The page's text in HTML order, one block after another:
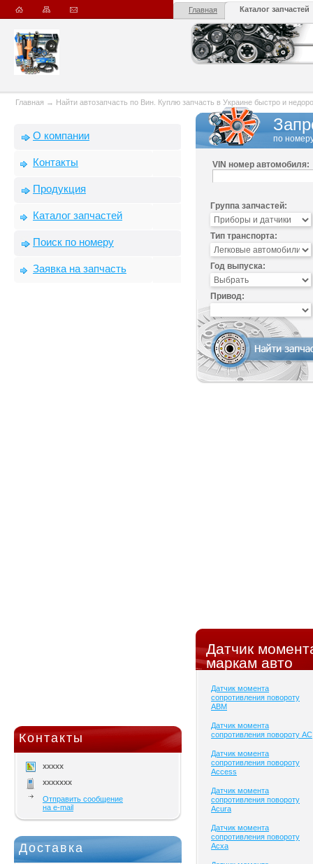
Главная Каталог запчастей
Главная → Найти автозапчасть по Вин. Куплю запчасть в Украине быстро и
О компании
Контакты
Продукция
Каталог запчастей
Поиск по номеру
Заявка на запчасть
Контакты
xxxxx
xxxxxxx
Отправить сообщение
на e-mail
Доставка
по
VIN номер автомобиля:
Группа запчастей:
Тип транспорта:
Год выпуска:
Привод:
Датчик
маркам авто
Датчик момента
сопротивления повороту
ABM
Датчик момента
сопротивления повороту AC
Датчик момента
сопротивления повороту
Access
Датчик момента
сопротивления повороту
Acura
Датчик момента
сопротивления повороту
Acxa